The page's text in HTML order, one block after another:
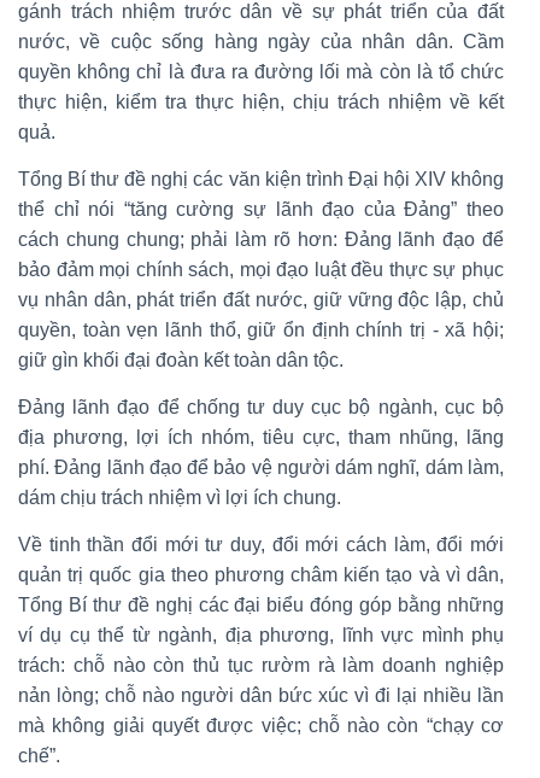
gánh trách nhiệm trước dân về sự phát triển của đất
nước, về cuộc sống hàng ngày của nhân dân. Cầm
quyền không chỉ là đưa ra đường lối mà còn là tổ chức
thực hiện, kiểm tra thực hiện, chịu trách nhiệm về kết
quả.
Tổng Bí thư đề nghị các văn kiện trình Đại hội XIV không
thể chỉ nói “tăng cường sự lãnh đạo của Đảng” theo
cách chung chung; phải làm rõ hơn: Đảng lãnh đạo để
bảo đảm mọi chính sách, mọi đạo luật đều thực sự phục
vụ nhân dân, phát triển đất nước, giữ vững độc lập, chủ
quyền, toàn vẹn lãnh thổ, giữ ổn định chính trị - xã hội;
giữ gìn khối đại đoàn kết toàn dân tộc.
Đảng lãnh đạo để chống tư duy cục bộ ngành, cục bộ
địa phương, lợi ích nhóm, tiêu cực, tham nhũng, lãng
phí. Đảng lãnh đạo để bảo vệ người dám nghĩ, dám làm,
dám chịu trách nhiệm vì lợi ích chung.
Về tinh thần đổi mới tư duy, đổi mới cách làm, đổi mới
quản trị quốc gia theo phương châm kiến tạo và vì dân,
Tổng Bí thư đề nghị các đại biểu đóng góp bằng những
ví dụ cụ thể từ ngành, địa phương, lĩnh vực mình phụ
trách: chỗ nào còn thủ tục rườm rà làm doanh nghiệp
nản lòng; chỗ nào người dân bức xúc vì đi lại nhiều lần
mà không giải quyết được việc; chỗ nào còn “chạy cơ
chế”.